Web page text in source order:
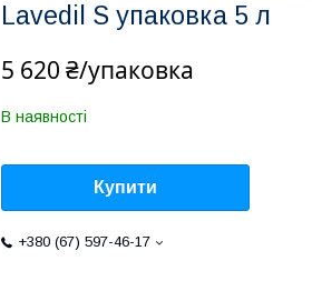
Lavedil S упаковка 5 л
5 620 ₴/упаковка
В наявності
Купити
+380 (67) 597-46-17